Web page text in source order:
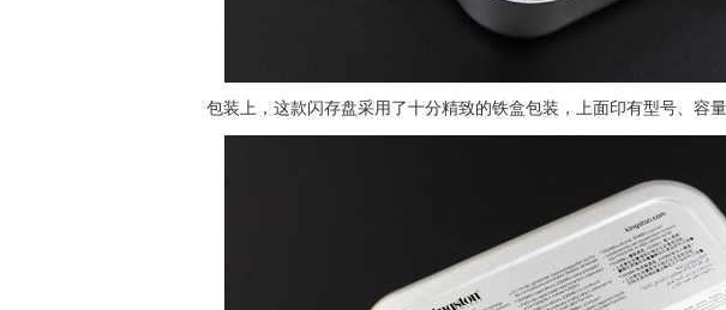
包装上，这款闪存盘采用了十分精致的铁盒包装，上面印有型号、容